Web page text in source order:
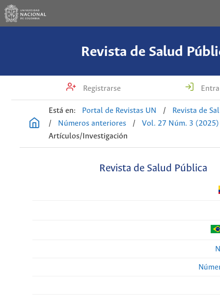
Revista de Salud
Registrarse
Está en: Portal de Revistas UN /
Revista de
/
Números anteriores /
Vol. 27 Núm. 3 (2025)
Artículos/Investigación
Revista de Salud Pública